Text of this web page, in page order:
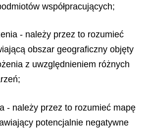
współpracujących;
- należy przez to rozumieć
obszar geograficzny objęty
z uwzględnieniem różnych
- należy przez to rozumieć mapę
potencjalnie negatywne